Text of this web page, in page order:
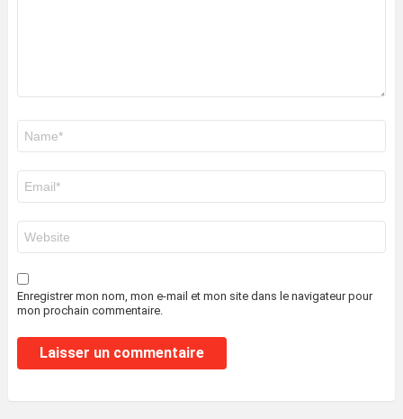
mail
*
web
Enregistrer mon nom, mon e-mail et mon site dans le navigateur pour
mon prochain commentaire.